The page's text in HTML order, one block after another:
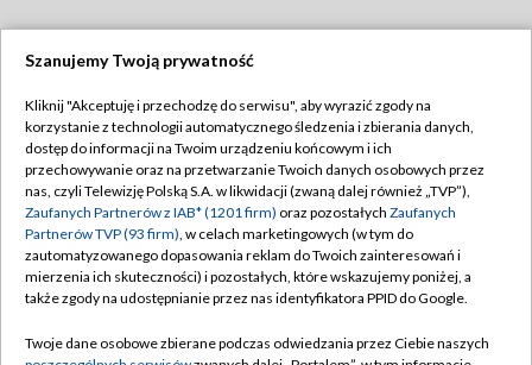
TVP
Abonament TVP
Emisja w TVP
Centrum informacji TVP
Naziemna Telewizja Cyfrowa
Regulamin TVP
Polityka prywatności
Moje zgody
Pomoc
Szanujemy Twoją prywatność
Kliknij "Akceptuję i przechodzę do serwisu", aby wyrazić zgody na
korzystanie z technologii automatycznego śledzenia i zbierania danych,
dostęp do informacji na Twoim urządzeniu końcowym i ich
przechowywanie oraz na przetwarzanie Twoich danych osobowych przez
nas, czyli Telewizję Polską S.A. w likwidacji (zwaną dalej również „TVP”),
Zaufanych Partnerów z IAB* (1201 firm) oraz pozostałych Zaufanych
Partnerów TVP (93 firm), w celach marketingowych (w tym do
zautomatyzowanego dopasowania reklam do Twoich zainteresowań i
mierzenia ich skuteczności) i pozostałych, które wskazujemy poniżej, a
także zgody na udostępnianie przez nas identyfikatora PPID do Google.
Twoje dane osobowe zbierane podczas odwiedzania przez Ciebie naszych